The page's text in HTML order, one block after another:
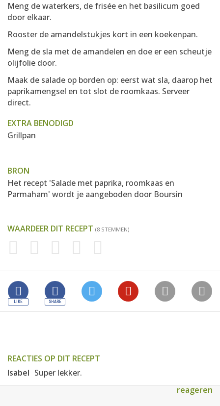
Meng de waterkers, de frisée en het basilicum goed
door elkaar.
Rooster de amandelstukjes kort in een koekenpan.
Meng de sla met de amandelen en doe er een scheutje
olijfolie door.
Maak de salade op borden op: eerst wat sla, daarop het
paprikamengsel en tot slot de roomkaas. Serveer
direct.
EXTRA BENODIGD
Grillpan
BRON
Het recept 'Salade met paprika, roomkaas en
Parmaham' wordt je aangeboden door Boursin
WAARDEER DIT RECEPT (8 STEMMEN)
REACTIES OP DIT RECEPT
Isabel Super lekker.
reageren